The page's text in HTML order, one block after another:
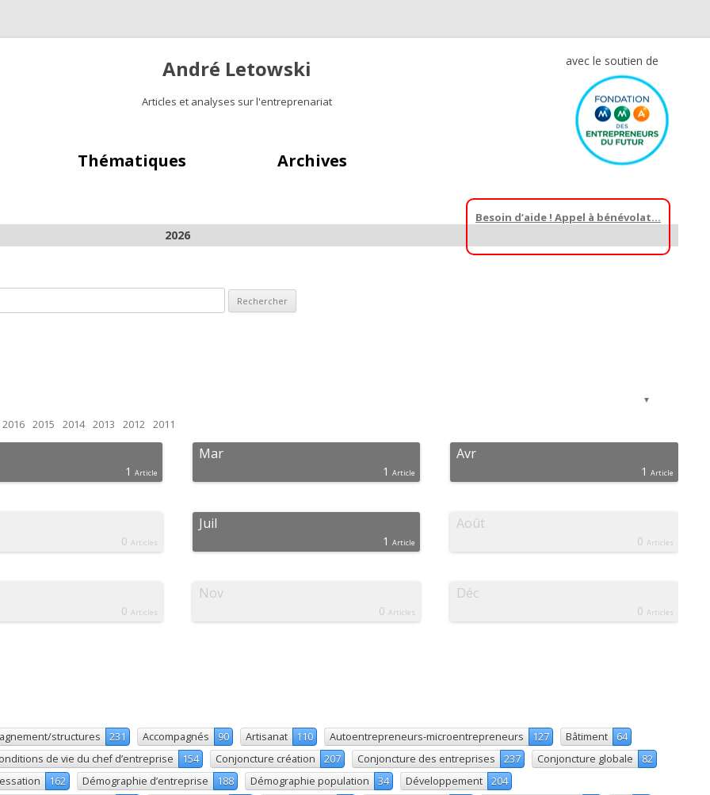
André Letowski
Articles et analyses sur l'entreprenariat
avec le soutien de
Thématiques Archives
2026
2016 2015 2014 2013 2012 2011
▼
1 Article
Mar
1 Article
Avr
1 Article
0 Articles
Juil
1 Article
Août
0 Articles
0 Articles
Nov
0 Articles
Déc
0 Articles
structures 231 Accompagnés 90 Artisanat 110 Autoentrepreneurs-microentrepreneurs 127 Bâtiment
64
de vie du chef d’entreprise 154 Conjoncture création 207 Conjoncture des entreprises 237 Conjoncture globale
82
162 Démographie d’entreprise 188 Démographie population 34 Développement
204
Besoin d’aide ! Appel à bénévolat…